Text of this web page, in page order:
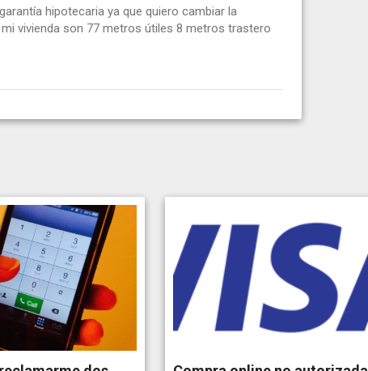
hipotecaria ya que quiero cambiar la
vivienda son 77 metros útiles 8 metros trastero